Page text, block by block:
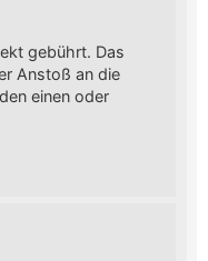
gebührt. Das
Anstoß an die
einen oder